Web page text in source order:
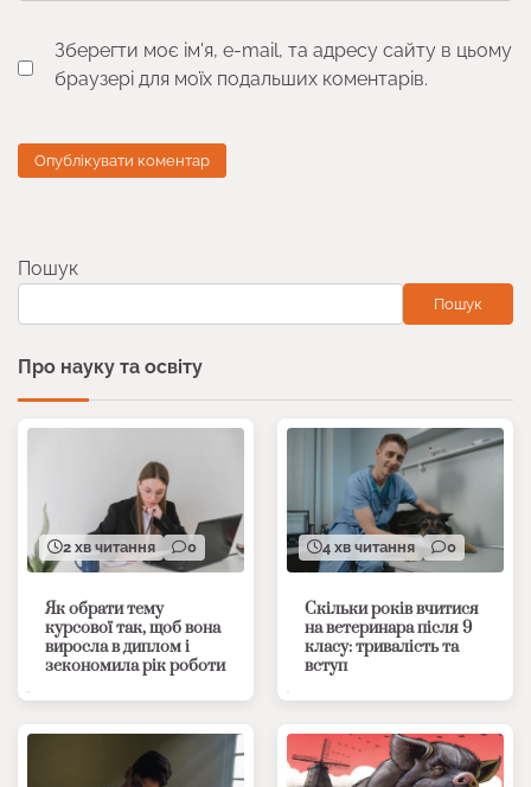
Зберегти моє ім'я, e-mail, та адресу сайту в цьому
браузері для моїх подальших коментарів.
Пошук
Пошук
Про науку та освіту
2 хв читання 0
Як обрати тему
курсової так, щоб вона
виросла в диплом і
зекономила рік роботи
4 хв читання 0
Скільки років вчитися
на ветеринара після 9
класу: тривалість та
вступ